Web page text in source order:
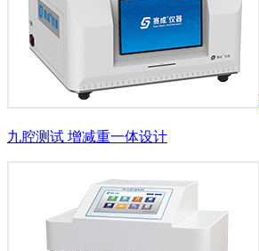
九腔测试 增减重一体设计